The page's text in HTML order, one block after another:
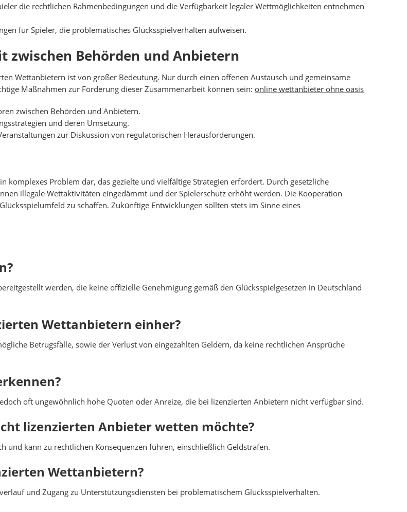
die rechtlichen Rahmenbedingungen und die Verfügbarkeit legaler Wettmöglichkeiten entnehmen
für Spieler, die problematisches Glücksspielverhalten aufweisen.
zwischen Behörden und Anbietern
Wettanbietern ist von großer Bedeutung. Nur durch einen offenen Austausch und gemeinsame
Maßnahmen zur Förderung dieser Zusammenarbeit können sein: online wettanbieter ohne oasis
zwischen Behörden und Anbietern.
und deren Umsetzung.
zur Diskussion von regulatorischen Herausforderungen.
komplexes Problem dar, das gezielte und vielfältige Strategien erfordert. Durch gesetzliche
illegale Wettaktivitäten eingedämmt und der Spielerschutz erhöht werden. Die Kooperation
zu schaffen. Zukünftige Entwicklungen sollten stets im Sinne eines
werden, die keine offizielle Genehmigung gemäß den Glücksspielgesetzen in Deutschland
Wettanbietern einher?
Betrugsfälle, sowie der Verlust von eingezahlten Geldern, da keine rechtlichen Ansprüche
oft ungewöhnlich hohe Quoten oder Anreize, die bei lizenzierten Anbietern nicht verfügbar sind.
lizenzierten Anbieter wetten möchte?
kann zu rechtlichen Konsequenzen führen, einschließlich Geldstrafen.
Wettanbietern?
und Zugang zu Unterstützungsdiensten bei problematischem Glücksspielverhalten.